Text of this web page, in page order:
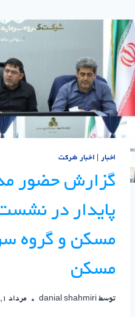
اخبار اخبار شرکت
گزارش حضور
پایدار در
مسکن و گروه
مسکن
توسط danial shahmiri مرداد 1, 1404